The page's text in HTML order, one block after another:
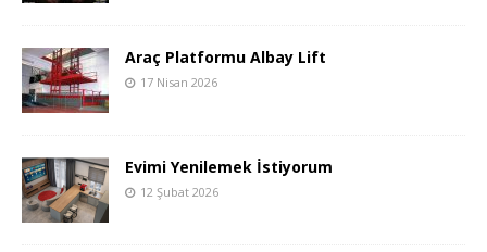
Araç Platformu Albay Lift
17 Nisan 2026
Evimi Yenilemek İstiyorum
12 Şubat 2026